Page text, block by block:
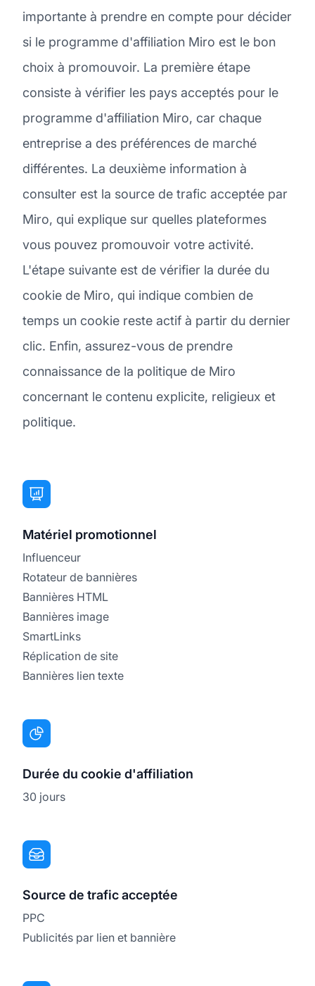
importante à prendre en compte pour décider
si le programme d'affiliation Miro est le bon
choix à promouvoir. La première étape
consiste à vérifier les pays acceptés pour le
programme d'affiliation Miro, car chaque
entreprise a des préférences de marché
différentes. La deuxième information à
consulter est la source de trafic acceptée par
Miro, qui explique sur quelles plateformes
vous pouvez promouvoir votre activité.
L'étape suivante est de vérifier la durée du
cookie de Miro, qui indique combien de
temps un cookie reste actif à partir du dernier
clic. Enfin, assurez-vous de prendre
connaissance de la politique de Miro
concernant le contenu explicite, religieux et
politique.
Matériel promotionnel
Influenceur
Rotateur de bannières
Bannières HTML
Bannières image
SmartLinks
Réplication de site
Bannières lien texte
Durée du cookie d'affiliation
30 jours
Source de trafic acceptée
PPC
Publicités par lien et bannière